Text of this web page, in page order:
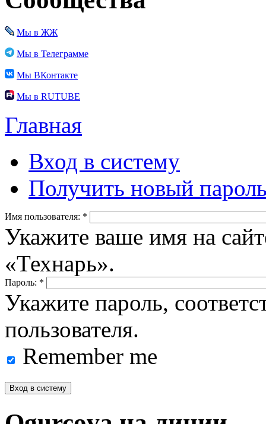
Мы в ЖЖ
Мы в Телеграмме
Мы ВКонтакте
Мы в RUTUBE
Главная
Вход в систему
Получить новый
Имя пользователя: *
Укажите ваше имя на
«Технарь».
Пароль: *
Укажите пароль,
пользователя.
Remember me